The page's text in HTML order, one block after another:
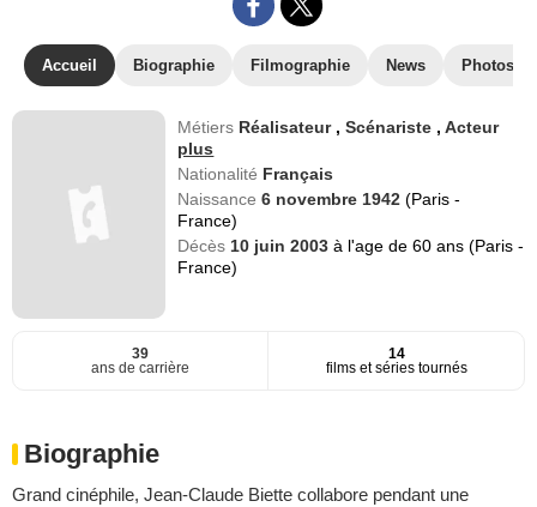
Accueil Biographie Filmographie News Photos
Métiers Réalisateur ,Scénariste ,Acteur
plus
Nationalité Français
Naissance6 novembre 1942(Paris -
France)
Décès 10 juin 2003à l'age de 60 ans (Paris -
France)
39
ans de carrière
14
films et séries tournés
Biographie
Grand cinéphile, Jean-Claude Biette collabore pendant une